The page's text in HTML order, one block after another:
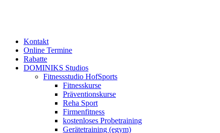
Kontakt
Online Termine
Rabatte
DOMINIKS Studios
Fitnessstudio HofSports
Fitnesskurse
Präventionskurse
Reha Sport
Firmenfitness
kostenloses Probetraining
Gerätetraining (egym)